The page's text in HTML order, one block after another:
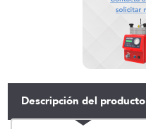
Descripción del producto